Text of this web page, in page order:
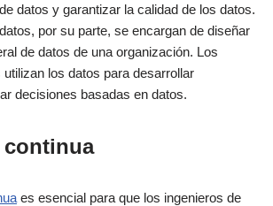
datos y garantizar la calidad de los datos.
por su parte, se encargan de diseñar
de datos de una organización. Los
los datos para desarrollar
decisiones basadas en datos.
continua
es esencial para que los ingenieros de